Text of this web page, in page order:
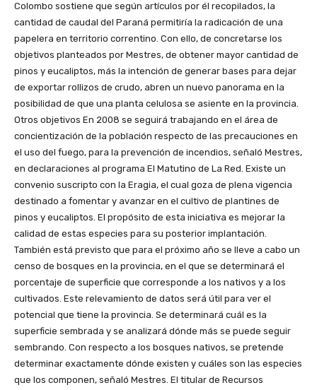
Colombo sostiene que según artículos por él recopilados, la
cantidad de caudal del Paraná permitiría la radicación de una
papelera en territorio correntino. Con ello, de concretarse los
objetivos planteados por Mestres, de obtener mayor cantidad de
pinos y eucaliptos, más la intención de generar bases para dejar
de exportar rollizos de crudo, abren un nuevo panorama en la
posibilidad de que una planta celulosa se asiente en la provincia.
Otros objetivos En 2008 se seguirá trabajando en el área de
concientización de la población respecto de las precauciones en
el uso del fuego, para la prevención de incendios, señaló Mestres,
en declaraciones al programa El Matutino de La Red. Existe un
convenio suscripto con la Eragia, el cual goza de plena vigencia
destinado a fomentar y avanzar en el cultivo de plantines de
pinos y eucaliptos. El propósito de esta iniciativa es mejorar la
calidad de estas especies para su posterior implantación.
También está previsto que para el próximo año se lleve a cabo un
censo de bosques en la provincia, en el que se determinará el
porcentaje de superficie que corresponde a los nativos y a los
cultivados. Este relevamiento de datos será útil para ver el
potencial que tiene la provincia. Se determinará cuál es la
superficie sembrada y se analizará dónde más se puede seguir
sembrando. Con respecto a los bosques nativos, se pretende
determinar exactamente dónde existen y cuáles son las especies
que los componen, señaló Mestres. El titular de Recursos